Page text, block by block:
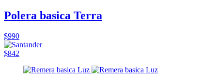
Polera basica Terra
$990
$842